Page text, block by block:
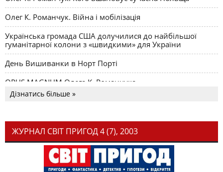
Олег К. Романчук. Війна і мобілізація
Українська громада США долучилися до найбільшої
гуманітарної колони з «швидкими» для України
День Вишиванки в Норт Порті
OPUS MAGNUM Олега К. Романчука
Дізнатись більше »
ЖУРНАЛ СВІТ ПРИГОД 4 (7), 2003